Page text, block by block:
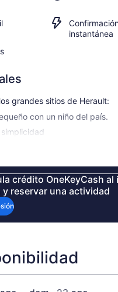
instantánea
grandes sitios de Herault:
con un niño del país.
y únicos
crédito OneKeyCash al
y reservar una actividad